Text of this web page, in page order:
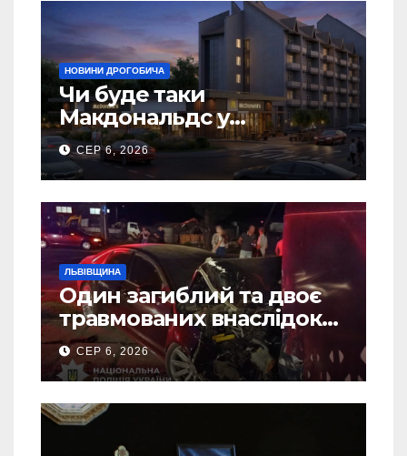
НОВИНИ ДРОГОБИЧА
Чи буде таки
Макдональдс у
Дрогобичі? (Фото)
СЕР 6, 2026
ЛЬВІВЩИНА
Один загиблий та двоє
травмованих внаслідок
ДТП на Самбірщині
СЕР 6, 2026